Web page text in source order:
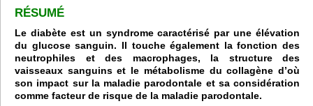
RÉSUMÉ
Le diabète est un syndrome caractérisé par une élévation
du glucose sanguin. Il touche également la fonction des
neutrophiles et des macrophages, la structure des
vaisseaux sanguins et le métabolisme du collagène d’où
son impact sur la maladie parodontale et sa considération
comme facteur de risque de la maladie parodontale.